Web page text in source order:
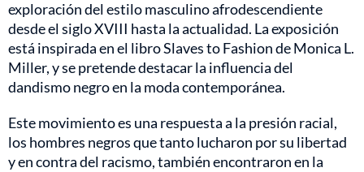
exploración del estilo masculino afrodescendiente
desde el siglo XVIII hasta la actualidad. La exposición
está inspirada en el libro Slaves to Fashion de Monica L.
Miller, y se pretende destacar la influencia del
dandismo negro en la moda contemporánea.
Este movimiento es una respuesta a la presión racial,
los hombres negros que tanto lucharon por su libertad
y en contra del racismo, también encontraron en la